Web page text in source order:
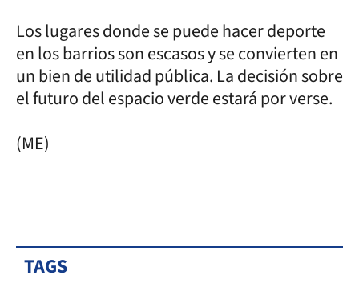
Los lugares donde se puede hacer deporte
en los barrios son escasos y se convierten en
un bien de utilidad pública. La decisión sobre
el futuro del espacio verde estará por verse.
(ME)
TAGS